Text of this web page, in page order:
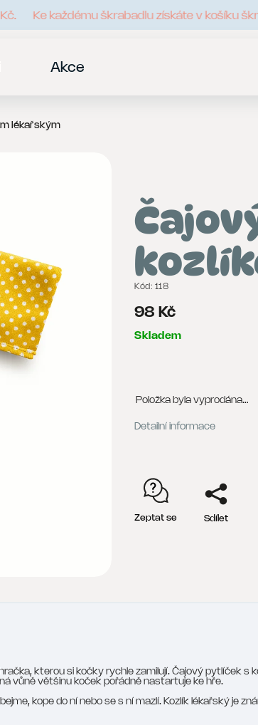
Ke každému škrabadlu získáte v košíku
Akce
lékařským
Kód: 118
98 Kč
Skladem
Položka byla vyprodána…
Detailní informace
Zeptat se Sdílet
kterou si kočky rychle zamilují. Čajový pytlíček s
vůně většinu koček pořádně nastartuje ke hře.
kope do ní nebo se s ní mazlí. Kozlík lékařský je